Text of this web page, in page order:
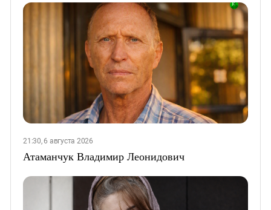
21:30, 6 августа 2026
Атаманчук Владимир Леонидович